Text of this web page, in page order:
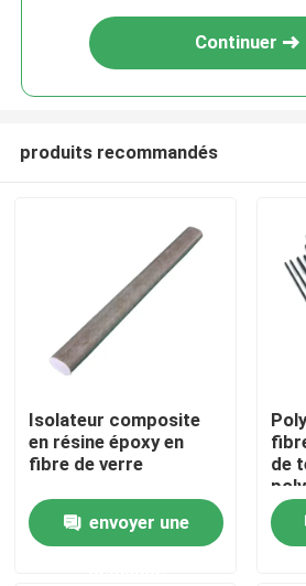
À la maison
Vidéos
Continuer
produits recommandés
Isolateur composite
en résine époxy en
fibre de verre
envoyer une
de